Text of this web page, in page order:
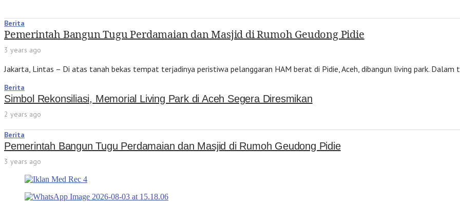
Berita
Pemerintah Bangun Tugu Perdamaian dan Masjid di Rumoh Geudong Pidie
3 years ago
Jakarta, Lintas – Di atas tanah bekas tempat terjadinya peristiwa pelanggaran HAM berat di Pidie, Aceh, dibangun living park.
Berita
Simbol Rekonsiliasi, Memorial Living Park di Aceh Segera Diresmikan
2 years ago
Berita
Pemerintah Bangun Tugu Perdamaian dan Masjid di Rumoh Geudong Pidie
3 years ago